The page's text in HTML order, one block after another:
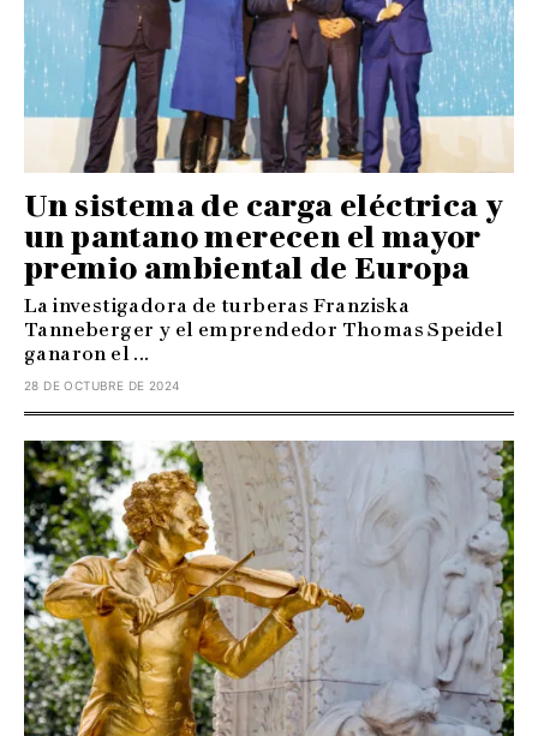
Un sistema de carga eléctrica y
un pantano merecen el mayor
premio ambiental de Europa
La investigadora de turberas Franziska
Tanneberger y el emprendedor Thomas Speidel
ganaron el ...
28 DE OCTUBRE DE 2024